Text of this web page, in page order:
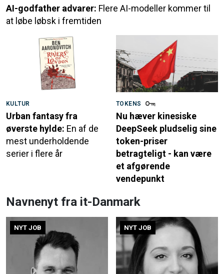
AI-godfather advarer: Flere AI-modeller kommer til
at løbe løbsk i fremtiden
KULTUR
Urban fantasy fra
øverste hylde: En af de
mest underholdende
serier i flere år
TOKENS
Nu hæver kinesiske
DeepSeek pludselig sine
token-priser
betragteligt - kan være
et afgørende
vendepunkt
Navnenyt fra it-Danmark
NYT JOB NYT JOB